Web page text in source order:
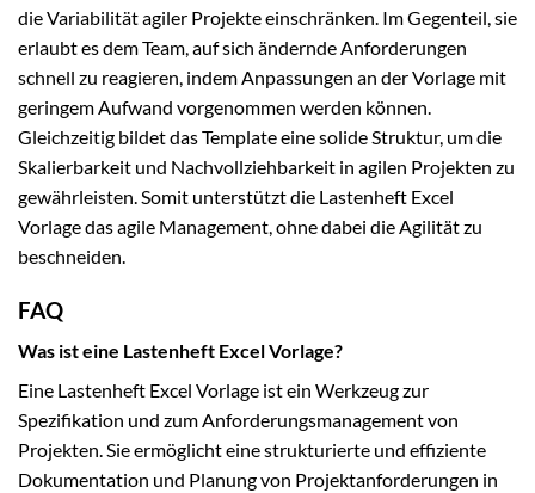
die Variabilität agiler Projekte einschränken. Im Gegenteil, sie
erlaubt es dem Team, auf sich ändernde Anforderungen
schnell zu reagieren, indem Anpassungen an der Vorlage mit
geringem Aufwand vorgenommen werden können.
Gleichzeitig bildet das Template eine solide Struktur, um die
Skalierbarkeit und Nachvollziehbarkeit in agilen Projekten zu
gewährleisten. Somit unterstützt die Lastenheft Excel
Vorlage das agile Management, ohne dabei die Agilität zu
beschneiden.
FAQ
Was ist eine Lastenheft Excel Vorlage?
Eine Lastenheft Excel Vorlage ist ein Werkzeug zur
Spezifikation und zum Anforderungsmanagement von
Projekten. Sie ermöglicht eine strukturierte und effiziente
Dokumentation und Planung von Projektanforderungen in